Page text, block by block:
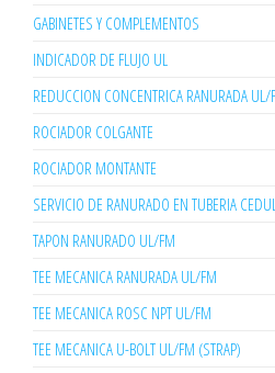
GABINETES Y COMPLEMENTOS
INDICADOR DE FLUJO UL
REDUCCION CONCENTRICA RANURADA UL/
ROCIADOR COLGANTE
ROCIADOR MONTANTE
SERVICIO DE RANURADO EN TUBERIA
TAPON RANURADO UL/FM
TEE MECANICA RANURADA UL/FM
TEE MECANICA ROSC NPT UL/FM
TEE MECANICA U-BOLT UL/FM (STRAP)